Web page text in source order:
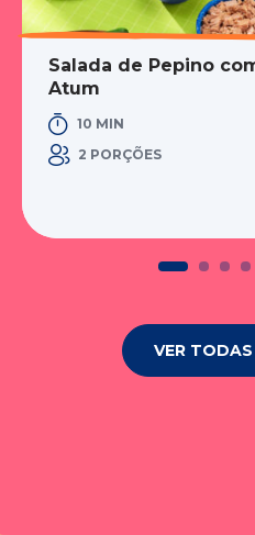
Salada de Pepino
Atum
10 MIN
2 PORÇÕES
VER